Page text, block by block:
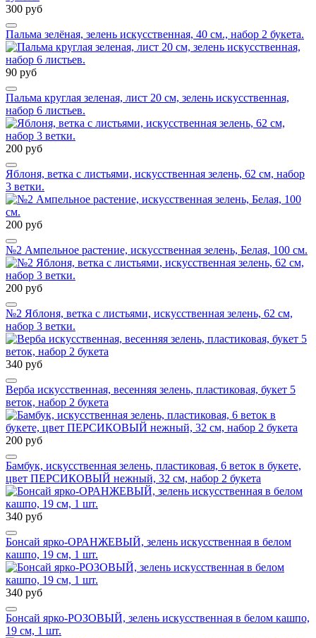
300 руб
Пальма зелёная, зелень искусственная, 40 см., набор 2 букета.
90 руб
Пальма круглая зеленая, лист 20 см, зелень искусственная,
набор 6 листьев.
200 руб
Яблоня, ветка с листьями, искусственная зелень, 62 см, набор
3 ветки.
200 руб
№2 Ампельное растение, искусственная зелень, Белая, 100 см.
200 руб
№2 Яблоня, ветка с листьями, искусственная зелень, 62 см,
набор 3 ветки.
340 руб
Верба искусственная, весенняя зелень, пластиковая, букет 5
веток, набор 2 букета
200 руб
Бамбук, искусственная зелень, пластиковая, 6 веток в букете,
цвет ПЕРСИКОВЫЙ нежный, 32 см, набор 2 букета
340 руб
Бонсай ярко-ОРАНЖЕВЫЙ, зелень искусственная в белом
кашпо, 19 см, 1 шт.
340 руб
Бонсай ярко-РОЗОВЫЙ, зелень искусственная в белом кашпо,
19 см, 1 шт.